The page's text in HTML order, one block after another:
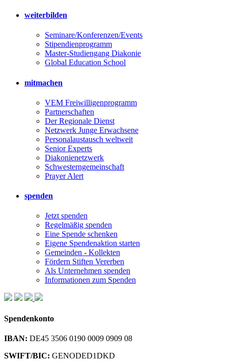
weiterbilden
Seminare/Konferenzen/Events
Stipendienprogramm
Master-Studiengang Diakonie
Global Education School
mitmachen
VEM Freiwilligenprogramm
Partnerschaften
Der Regionale Dienst
Netzwerk Junge Erwachsene
Personalaustausch weltweit
Senior Experts
Diakonienetzwerk
Schwesterngemeinschaft
Prayer Alert
spenden
Jetzt spenden
Regelmäßig spenden
Eine Spende schenken
Eigene Spendenaktion starten
Gemeinden - Kollekten
Fördern Stiften Vererben
Als Unternehmen spenden
Informationen zum Spenden
Spendenkonto
IBAN: DE45 3506 0190 0009 0909 08
SWIFT/BIC: GENODED1DKD